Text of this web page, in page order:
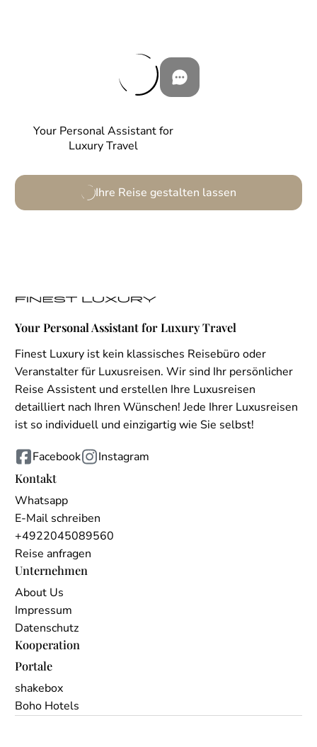
Your Personal Assistant for
Luxury Travel
Ihre Reise gestalten lassen
Your Personal Assistant for Luxury Travel
Finest Luxury ist kein klassisches Reisebüro oder
Veranstalter für Luxusreisen. Wir sind Ihr persönlicher
Reise Assistent und erstellen Ihre Luxusreisen
detailliert nach Ihren Wünschen! Jede Ihrer Luxusreisen
ist so individuell und einzigartig wie Sie selbst!
Facebook
Instagram
Kontakt
Whatsapp
E-Mail schreiben
+4922045089560
Reise anfragen
Unternehmen
About Us
Impressum
Datenschutz
Kooperation
Portale
shakebox
Boho Hotels